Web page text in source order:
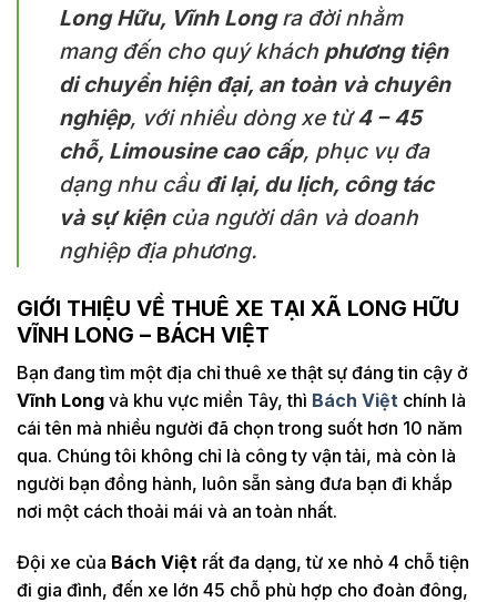
Long Hữu, Vĩnh Longra đời nhằm
mang đến cho quý khách phương tiện
di chuyển hiện đại, an toàn và chuyên
nghiệp, với nhiều dòng xe từ4 – 45
chỗ, Limousine cao cấp, phục vụ đa
dạng nhu cầu đi lại, du lịch, công tác
và sự kiệncủa người dân và doanh
nghiệp địa phương.
GIỚI THIỆU VỀ THUÊ XE TẠI XÃ LONG HỮU
VĨNH LONG – BÁCH VIỆT
Bạn đang tìm một địa chỉ thuê xe thật sự đáng tin cậy ở
Vĩnh Long và khu vực miền Tây, thì Bách Việt chính là
cái tên mà nhiều người đã chọn trong suốt hơn 10 năm
qua. Chúng tôi không chỉ là công ty vận tải, mà còn là
người bạn đồng hành, luôn sẵn sàng đưa bạn đi khắp
nơi một cách thoải mái và an toàn nhất.
Đội xe của Bách Việt rất đa dạng, từ xe nhỏ 4 chỗ tiện
đi gia đình, đến xe lớn 45 chỗ phù hợp cho đoàn đông,